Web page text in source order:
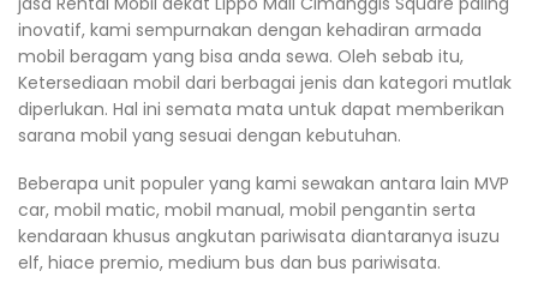
inovatif, kami sempurnakan dengan kehadiran armada
mobil beragam yang bisa anda sewa. Oleh sebab itu,
Ketersediaan mobil dari berbagai jenis dan kategori mutlak
diperlukan. Hal ini semata mata untuk dapat memberikan
sarana mobil yang sesuai dengan kebutuhan.
Beberapa unit populer yang kami sewakan antara lain MVP
car, mobil matic, mobil manual, mobil pengantin serta
kendaraan khusus angkutan pariwisata diantaranya isuzu
elf, hiace premio, medium bus dan bus pariwisata.